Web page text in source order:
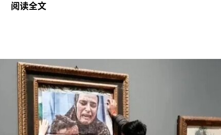
品系列“舞蹈构造”（Dance Constructions）迅速崭
顿（Steve Paxton）产生了深远影响，促使两人共
同创立了贾德森舞蹈剧院（Judson Dance
Theater），其成员在此后十年间重塑了现代舞的
发展轨迹。多年后，帕克斯顿曾写道：“福蒂这组激
进的作品，就像一颗投入平静池塘中的石子，激起
阅读全文